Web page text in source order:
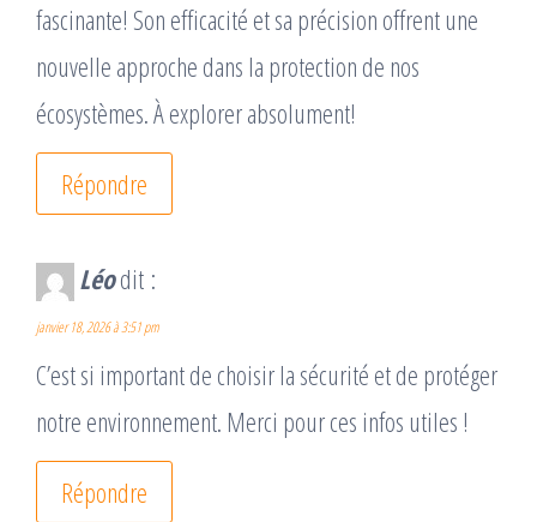
fascinante! Son efficacité et sa précision offrent une
nouvelle approche dans la protection de nos
écosystèmes. À explorer absolument!
Répondre
Léodit :
janvier 18, 2026 à 3:51 pm
C’est si important de choisir la sécurité et de protéger
notre environnement. Merci pour ces infos utiles !
Répondre